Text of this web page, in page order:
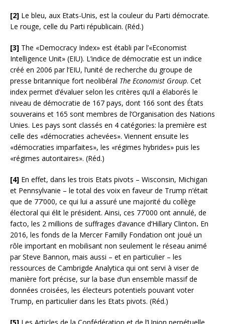
[2] Le bleu, aux Etats-Unis, est la couleur du Parti démocrate.
Le rouge, celle du Parti républicain. (Réd.)
[3] The «Democracy Index» est établi par l’«Economist
Intelligence Unit» (EIU). L’indice de démocratie est un indice
créé en 2006 par l’EIU, l’unité de recherche du groupe de
presse britannique fort neolibéral The Economist Group. Cet
index permet d’évaluer selon les critères qu’il a élaborés le
niveau de démocratie de 167 pays, dont 166 sont des États
souverains et 165 sont membres de l’Organisation des Nations
Unies. Les pays sont classés en 4 catégories: la première est
celle des «démocraties achevées». Viennent ensuite les
«démocraties imparfaites», les «régimes hybrides» puis les
«régimes autoritaires». (Réd.)
[4] En effet, dans les trois Etats pivots – Wisconsin, Michigan
et Pennsylvanie – le total des voix en faveur de Trump n’était
que de 77’000, ce qui lui a assuré une majorité du collège
électoral qui élit le président. Ainsi, ces 77’000 ont annulé, de
facto, les 2 millions de suffrages d’avance d’Hillary Clinton. En
2016, les fonds de la Mercer Familly Fondation ont joué un
rôle important en mobilisant non seulement le réseau animé
par Steve Bannon, mais aussi – et en particulier – les
ressources de Cambrigde Analytica qui ont servi à viser de
manière fort précise, sur la base d’un ensemble massif de
données croisées, les électeurs potentiels pouvant voter
Trump, en particulier dans les Etats pivots. (Réd.)